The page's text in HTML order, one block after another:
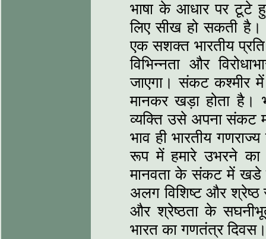
भाषा के आधार पर टूटे
लिए सीख हो सकती है।
एक सशक्‍त भारतीय
विभिन्‍नता और
जाएगा। संकट कश्‍मीर
मानकर खड़ा होता
व्‍यक्ति उसे अपना संकट
भाव ही भारतीय
रूप में हमारे उभरने
मानवता के संकट में खडे
अलग विशिष्‍ट और श्रेष्‍ठ
और श्रेष्‍ठता के
भारत का गणतंत्र